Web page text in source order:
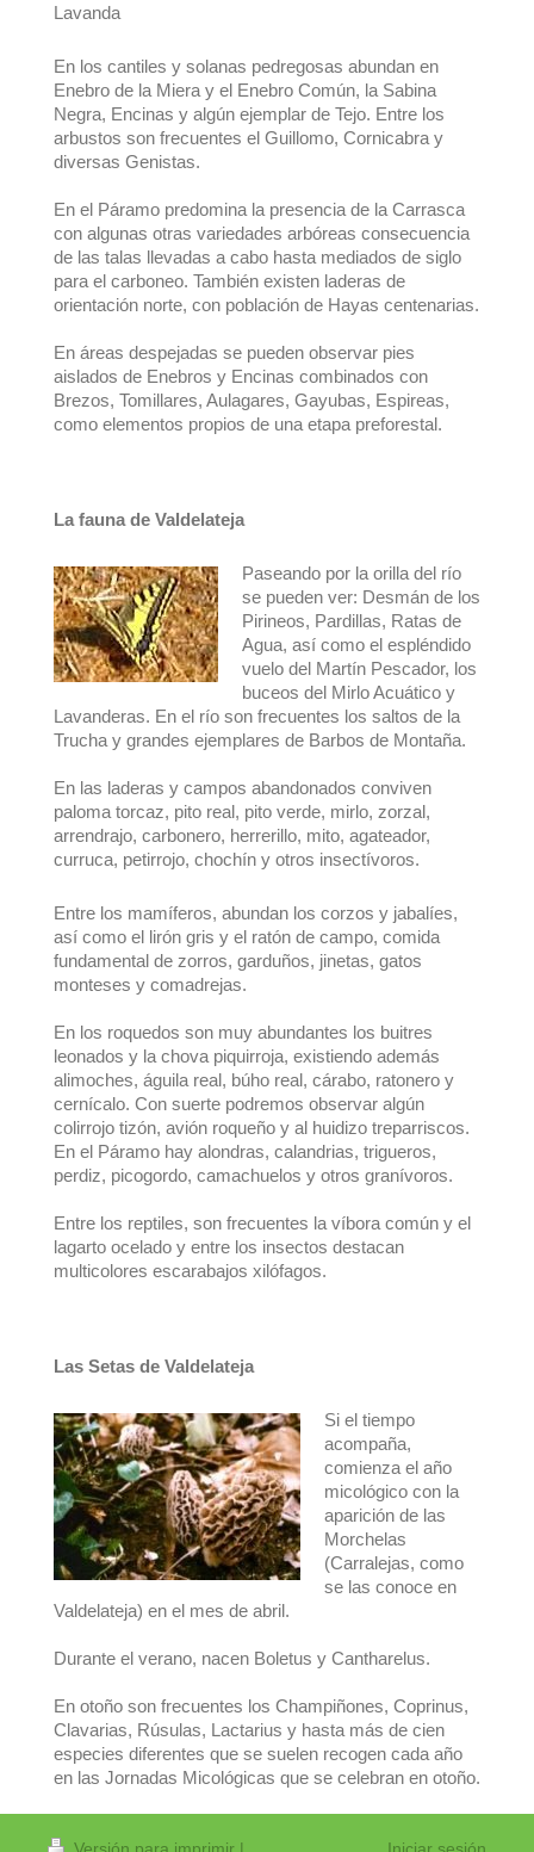
Lavanda
En los cantiles y solanas pedregosas abundan en
Enebro de la Miera y el Enebro Común, la Sabina
Negra, Encinas y algún ejemplar de Tejo. Entre los
arbustos son frecuentes el Guillomo, Cornicabra y
diversas Genistas.
En el Páramo predomina la presencia de la Carrasca
con algunas otras variedades arbóreas consecuencia
de las talas llevadas a cabo hasta mediados de siglo
para el carboneo. También existen laderas de
orientación norte, con población de Hayas centenarias.
En áreas despejadas se pueden observar pies
aislados de Enebros y Encinas combinados con
Brezos, Tomillares, Aulagares, Gayubas, Espireas,
como elementos propios de una etapa preforestal.
La fauna de Valdelateja
Paseando por la orilla del río
se pueden ver: Desmán de los
Pirineos, Pardillas, Ratas de
Agua, así como el espléndido
vuelo del Martín Pescador, los
buceos del Mirlo Acuático y
Lavanderas. En el río son frecuentes los saltos de la
Trucha y grandes ejemplares de Barbos de Montaña.
En las laderas y campos abandonados conviven
paloma torcaz, pito real, pito verde, mirlo, zorzal,
arrendrajo, carbonero, herrerillo, mito, agateador,
curruca, petirrojo, chochín y otros insectívoros.
Entre los mamíferos, abundan los corzos y jabalíes,
así como el lirón gris y el ratón de campo, comida
fundamental de zorros, garduños, jinetas, gatos
monteses y comadrejas.
En los roquedos son muy abundantes los buitres
leonados y la chova piquirroja, existiendo además
alimoches, águila real, búho real, cárabo, ratonero y
cernícalo. Con suerte podremos observar algún
colirrojo tizón, avión roqueño y al huidizo treparriscos.
En el Páramo hay alondras, calandrias, trigueros,
perdiz, picogordo, camachuelos y otros granívoros.
Entre los reptiles, son frecuentes la víbora común y el
lagarto ocelado y entre los insectos destacan
multicolores escarabajos xilófagos.
Las Setas de Valdelateja
Si el tiempo
acompaña,
comienza el año
micológico con la
aparición de las
Morchelas
(Carralejas, como
se las conoce en
Valdelateja) en el mes de abril.
Durante el verano, nacen Boletus y Cantharelus.
En otoño son frecuentes los Champiñones, Coprinus,
Clavarias, Rúsulas, Lactarius y hasta más de cien
especies diferentes que se suelen recogen cada año
en las Jornadas Micológicas que se celebran en otoño.